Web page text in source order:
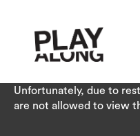
Unfortunately, due to
are not allowed to view